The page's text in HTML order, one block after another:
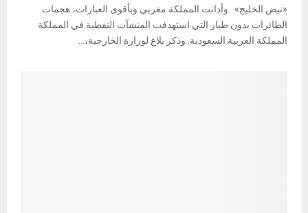
«نبض الخليج» وأدانت المملكة مغربي وبأقوى العبارات، هجمات
الطائرات بدون طيار التي استهدفت المنشآت النفطية في المملكة
المملكة العربية السعودية. وذكر بلاغ لوزارة الخارجية،...